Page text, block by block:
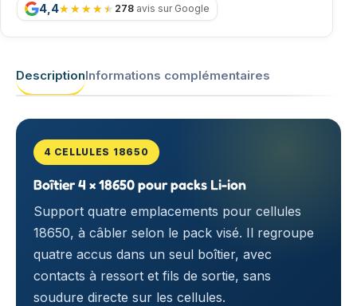
4,4 278 avis sur Google
DescriptionInformations complémentaires
4 CELLULES 18650
Boîtier 4 × 18650 pour packs Li-ion
Support quatre emplacements pour cellules
18650, à câbler selon le pack visé. Il regroupe
quatre accus dans un seul boîtier, avec
contacts à ressort et fils de sortie, sans
soudure directe sur les cellules.